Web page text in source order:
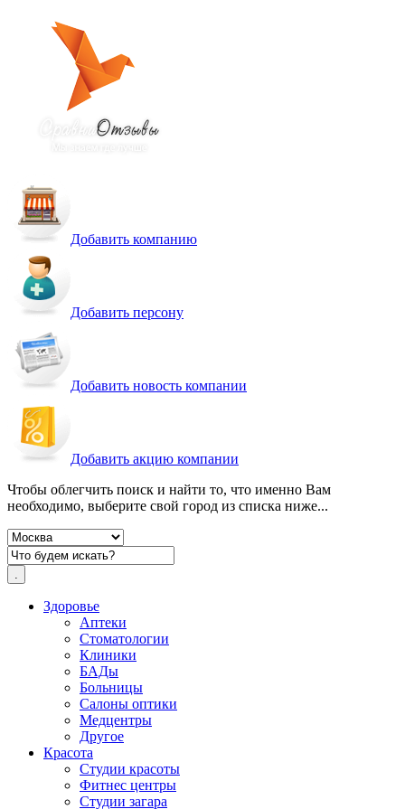
Добавить компанию
Добавить персону
Добавить новость компании
Добавить акцию компании
Чтобы облегчить поиск и найти то, что именно Вам
необходимо, выберите свой город из списка ниже...
Здоровье
Аптеки
Стоматологии
Клиники
БАДы
Больницы
Салоны оптики
Медцентры
Другое
Красота
Студии красоты
Фитнес центры
Студии загара